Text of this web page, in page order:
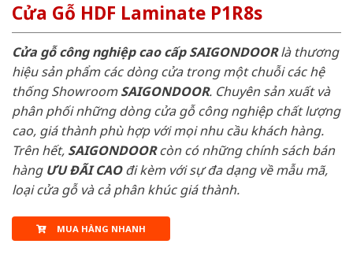
Cửa Gỗ HDF Laminate P1R8s
Cửa gỗ công nghiệp cao cấp SAIGONDOORlà thương
hiệu sản phẩm các dòng cửa trong một chuỗi các hệ
thống ShowroomSAIGONDOOR. Chuyên sản xuất và
phân phối những dòng cửa gỗ công nghiệp chất lượng
cao, giá thành phù hợp với mọi nhu cầu khách hàng.
Trên hết, SAIGONDOORcòn có những chính sách bán
hàng ƯU ĐÃI CAOđi kèm với sự đa dạng về mẫu mã,
loại cửa gỗ và cả phân khúc giá thành.
MUA HÀNG NHANH